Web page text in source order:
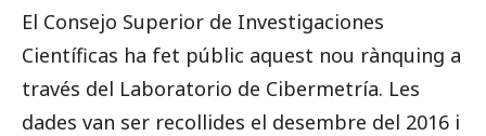
El Consejo Superior de Investigaciones
Científicas ha fet públic aquest nou rànquing a
través del Laboratorio de Cibermetría. Les
dades van ser recollides el desembre del 2016 i